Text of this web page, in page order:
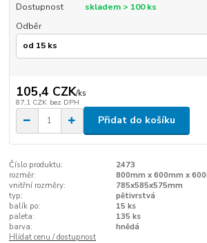
Dostupnost
skladem > 100 ks
Odběr
105,4 CZK/ks
87,1 CZK bez DPH
Přidat do košíku
Číslo produktu:
2473
rozměr:
800mm x 600mm x
vnitřní rozměry:
785x585x575mm
typ:
pětivrstvá
balík po:
15 ks
paleta:
135 ks
barva:
hnědá
Hlídat cenu / dostupnost